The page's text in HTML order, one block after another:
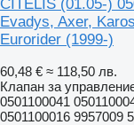
CITELIS (01.05-)
Evadys, Axer,
Eurorider (1999-)
60,48 € ≈ 118,50 лв.
Клапан за
0501100041
0501100016 9957009